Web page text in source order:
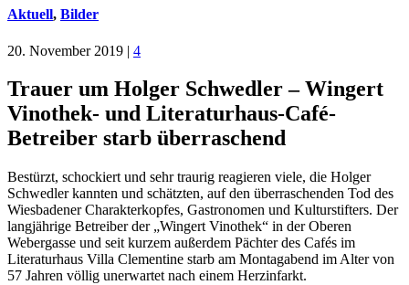
Aktuell, Bilder
20. November 2019 | 4
Trauer um Holger Schwedler – Wingert
Vinothek- und Literaturhaus-Café-
Betreiber starb überraschend
Bestürzt, schockiert und sehr traurig reagieren viele, die Holger
Schwedler kannten und schätzten, auf den überraschenden Tod des
Wiesbadener Charakterkopfes, Gastronomen und Kulturstifters. Der
langjährige Betreiber der „Wingert Vinothek“ in der Oberen
Webergasse und seit kurzem außerdem Pächter des Cafés im
Literaturhaus Villa Clementine starb am Montagabend im Alter von
57 Jahren völlig unerwartet nach einem Herzinfarkt.